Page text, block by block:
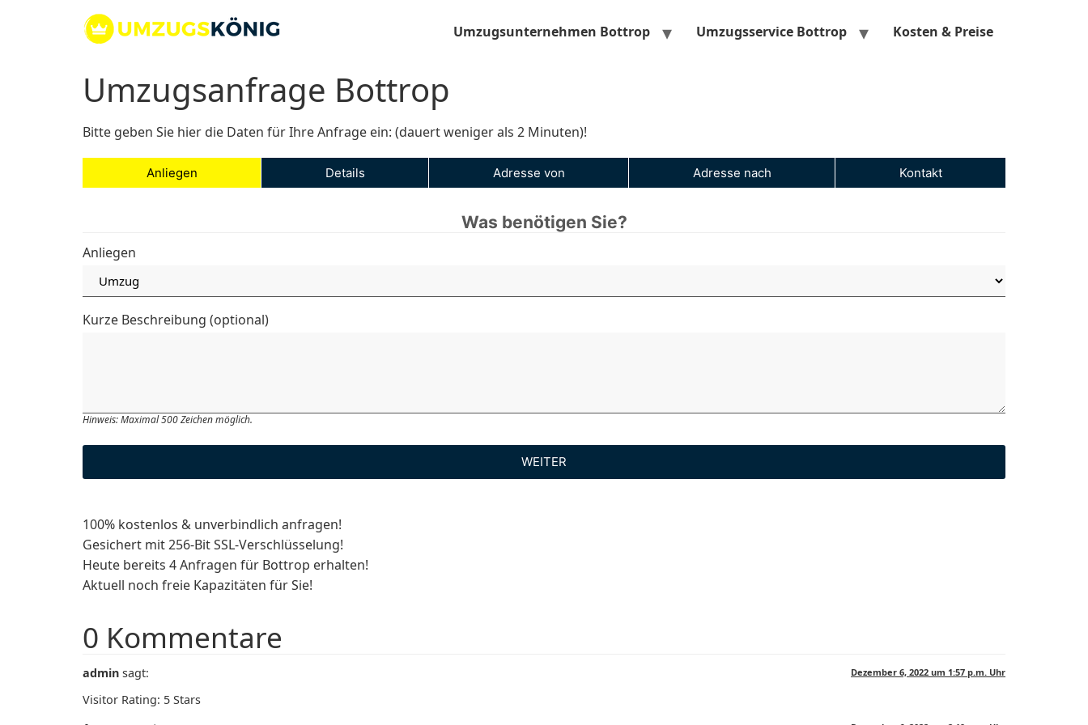
Umzugsunternehmen Bottrop Umzugsservice Bottrop Kosten & Preise
Umzugsanfrage Bottrop
Bitte geben Sie hier die Daten für Ihre Anfrage ein: (dauert weniger als 2 Minuten)!
Anliegen Details Adresse von Adresse nach Kontakt
Was benötigen Sie?
Anliegen
Kurze Beschreibung (optional)
Hinweis: Maximal 500 Zeichen möglich.
WEITER
100% kostenlos & unverbindlich anfragen!
Gesichert mit 256-Bit SSL-Verschlüsselung!
Heute bereits 4 Anfragen für Bottrop erhalten!
Aktuell noch freie Kapazitäten für Sie!
0 Kommentare
admin sagt: Dezember 6, 2022 um 1:57 p.m. Uhr
Visitor Rating: 5 Stars